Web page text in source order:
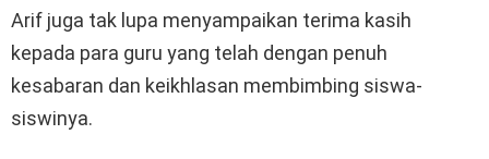
Arif juga tak lupa menyampaikan terima kasih
kepada para guru yang telah dengan penuh
kesabaran dan keikhlasan membimbing siswa-
siswinya.